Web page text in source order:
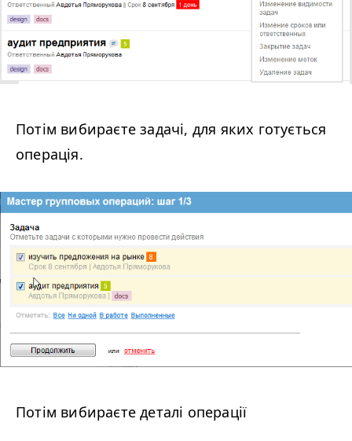
Потім вибираєте задачі, для яких готується
операція.
Потім вибираєте деталі операції